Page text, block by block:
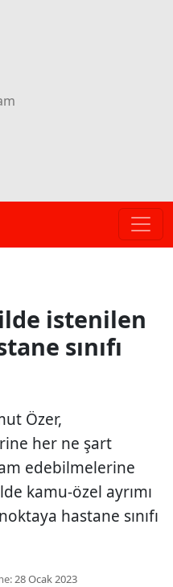
istenilen
sınıfı
Özer,
her ne şart
edebilmelerine
kamu-özel ayrımı
hastane sınıfı
28 Ocak 2023